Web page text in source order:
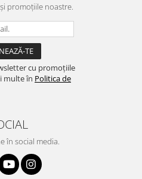
promoțiile noastre.
cu promoțiile
multe în Politica de
în social media.